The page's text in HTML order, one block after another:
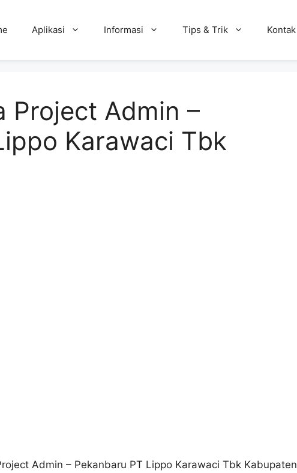
Aplikasi Informasi Tips & Trik Kontak
Project Admin –
Karawaci Tbk
Admin – Pekanbaru PT Lippo Karawaci Tbk Kabupaten